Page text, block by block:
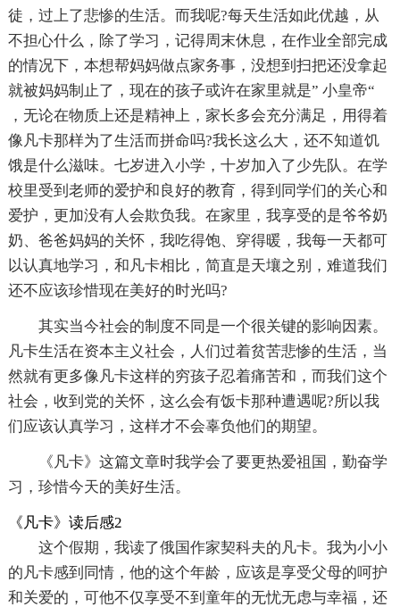
徒，过上了悲惨的生活。而我呢?每天生活如此优越，从
不担心什么，除了学习，记得周末休息，在作业全部完成
的情况下，本想帮妈妈做点家务事，没想到扫把还没拿起
就被妈妈制止了，现在的孩子或许在家里就是” 小皇帝“
，无论在物质上还是精神上，家长多会充分满足，用得着
像凡卡那样为了生活而拼命吗?我长这么大，还不知道饥
饿是什么滋味。七岁进入小学，十岁加入了少先队。在学
校里受到老师的爱护和良好的教育，得到同学们的关心和
爱护，更加没有人会欺负我。在家里，我享受的是爷爷奶
奶、爸爸妈妈的关怀，我吃得饱、穿得暖，我每一天都可
以认真地学习，和凡卡相比，简直是天壤之别，难道我们
还不应该珍惜现在美好的时光吗?
其实当今社会的制度不同是一个很关键的影响因素。
凡卡生活在资本主义社会，人们过着贫苦悲惨的生活，当
然就有更多像凡卡这样的穷孩子忍着痛苦和，而我们这个
社会，收到党的关怀，这么会有饭卡那种遭遇呢?所以我
们应该认真学习，这样才不会辜负他们的期望。
《凡卡》这篇文章时我学会了要更热爱祖国，勤奋学
习，珍惜今天的美好生活。
《凡卡》读后感2
这个假期，我读了俄国作家契科夫的凡卡。我为小小
的凡卡感到同情，他的这个年龄，应该是享受父母的呵护
和关爱的，可他不仅享受不到童年的无忧无虑与幸福，还